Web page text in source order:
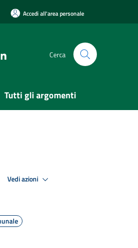
Accedi all'area personale
Cerca
Tutti gli argomenti
Vedi azioni